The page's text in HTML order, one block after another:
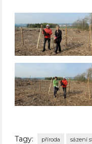
Tagy: příroda sázení